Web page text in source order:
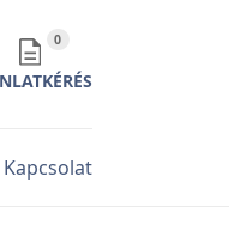
0AJÁNLATKÉRÉS TARTALMA
Kapcsolat